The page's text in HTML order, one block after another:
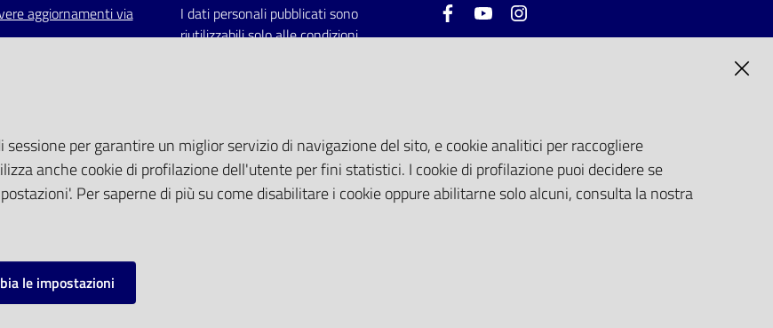
aggiornamenti via
I dati personali pubblicati sono
riutilizzabili solo alle condizioni
FacebookYoutube
per garantire un miglior servizio di navigazione del sito, e cookie analitici per raccogliere
anche cookie di profilazione dell'utente per fini statistici. I cookie di profilazione puoi decidere se
Per saperne di più su come disabilitare i cookie oppure abilitarne solo alcuni, consulta la nostra
le impostazioni